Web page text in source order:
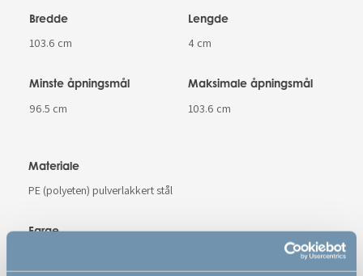
Bredde
103.6 cm
Lengde
4 cm
Minste åpningsmål
96.5 cm
Maksimale åpningsmål
103.6 cm
Materiale
PE (polyeten) pulverlakkert stål
Farge